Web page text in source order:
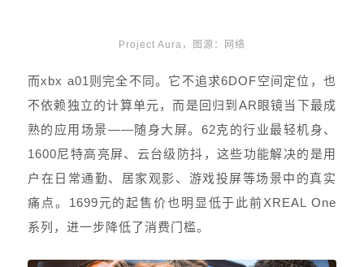
Project Aura，图源：网络
而xbx a01则完全不同。它不追求6DOF空间定位，也
不依赖独立的计算单元，而是回归到AR眼镜当下最成
熟的应用场景——随身大屏。62克的行业最轻机身、
1600尼特高亮屏、云台级防抖，这些功能解决的是用
户在日常通勤、居家观影、游戏投屏等场景中的真实
痛点。1699元的起售价也明显低于此前XREAL One
系列，进一步降低了消费门槛。